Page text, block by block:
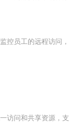
控员工的远程访问，
访问和共享资源，支